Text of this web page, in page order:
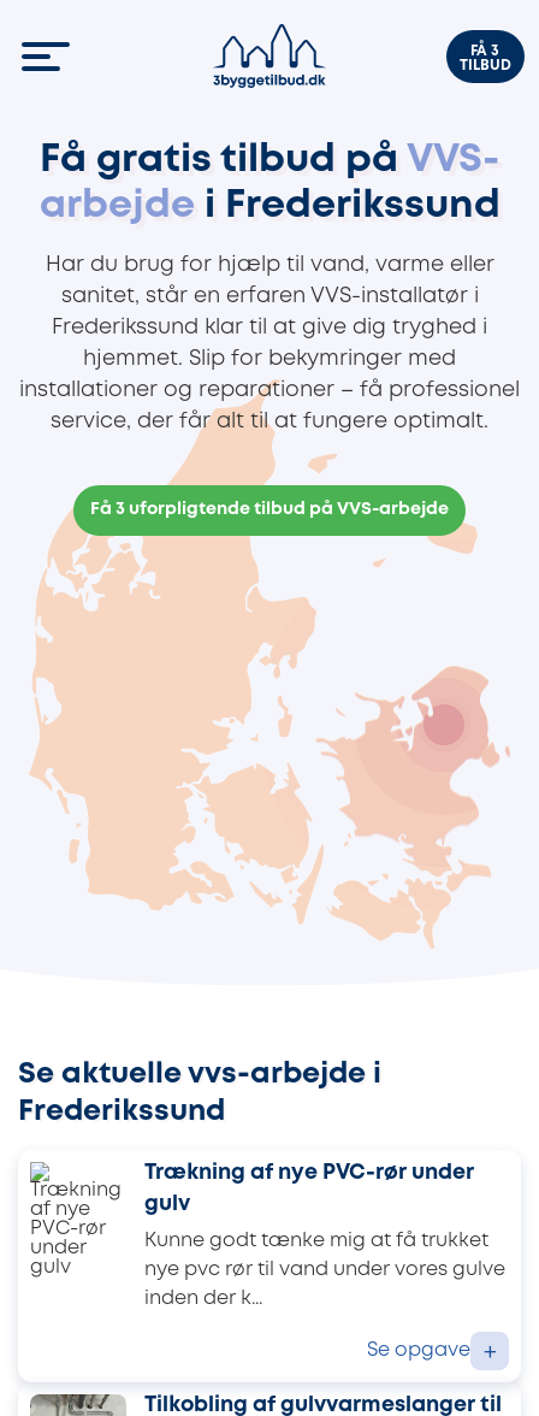
FÅ 3
TILBUD
Få gratis tilbud på VVS-
arbejde i Frederikssund
Har du brug for hjælp til vand, varme eller
sanitet, står en erfaren VVS-installatør i
Frederikssund klar til at give dig tryghed i
hjemmet. Slip for bekymringer med
installationer og reparationer – få professionel
service, der får alt til at fungere optimalt.
Få 3 uforpligtende tilbud på VVS-arbejde
Se aktuelle vvs-arbejde i
Frederikssund
Trækning af nye PVC-rør under
gulv
Kunne godt tænke mig at få trukket
nye pvc rør til vand under vores gulve
inden der k...
Se opgave +
Tilkobling af gulvvarmeslanger til